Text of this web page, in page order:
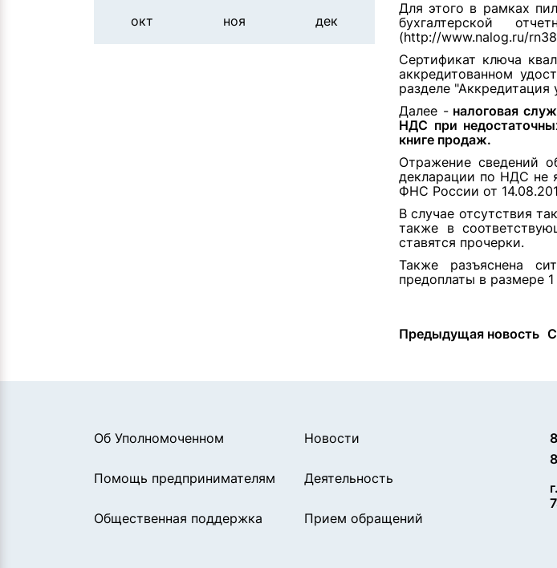
окт
ноя дек
Для этого в рамках
бухгалтерской
(http://www.nalog.ru/
Сертификат ключа
аккредитованном
разделе
Далее -налоговая
НДС при
книге продаж.
Отражение сведений
декларации по НДС не
ФНС России от
В случае отсутствия
также в
ставятся прочерки.
Также разъяснена
предоплаты в размере
Предыдущая новость
Об Уполномоченном Новости
Помощь предпринимателям Деятельность
Общественная поддержка Прием обращений